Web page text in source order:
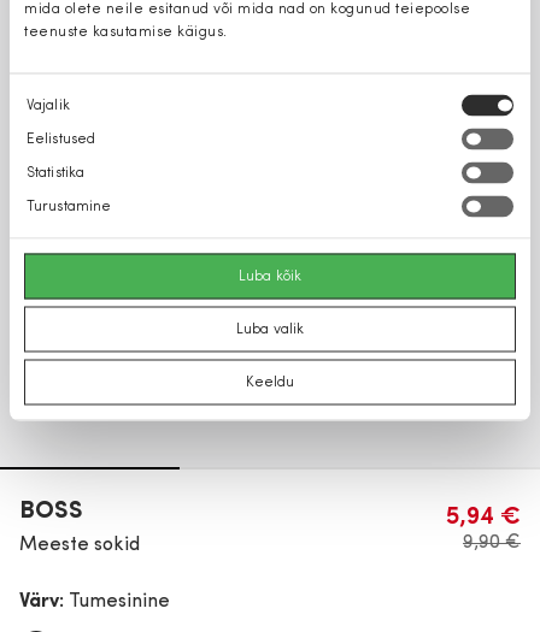
mida olete neile esitanud või mida nad on kogunud teiepoolse
teenuste kasutamise käigus.
Nõusoleku
valik
Vajalik
Eelistused
Statistika
Turustamine
Luba kõik
Luba valik
Keeldu
BOSS
Meeste sokid
5,94 €
9,90 €
Värv: Tumesinine